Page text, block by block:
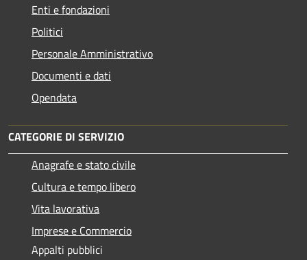
Enti e fondazioni
Politici
Personale Amministrativo
Documenti e dati
Opendata
CATEGORIE DI SERVIZIO
Anagrafe e stato civile
Cultura e tempo libero
Vita lavorativa
Imprese e Commercio
Appalti pubblici